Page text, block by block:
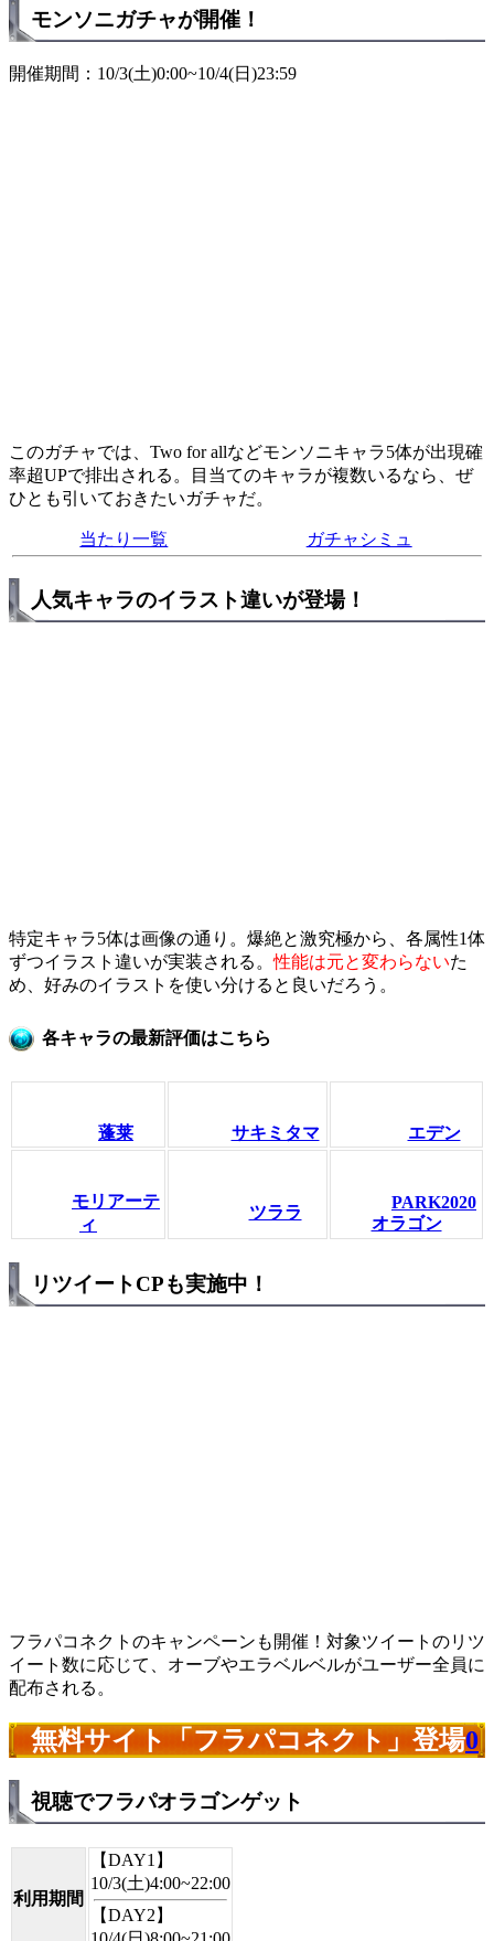
モンソニガチャが開催！
開催期間：10/3(土)0:00~10/4(日)23:59
このガチャでは、Two for allなどモンソニキャラ5体が出現確
率超UPで排出される。目当てのキャラが複数いるなら、ぜ
ひとも引いておきたいガチャだ。
当たり一覧 ガチャシミュ
人気キャラのイラスト違いが登場！
特定キャラ5体は画像の通り。爆絶と激究極から、各属性1体
ずつイラスト違いが実装される。性能は元と変わらないた
め、好みのイラストを使い分けると良いだろう。
各キャラの最新評価はこちら
蓬莱 サキミタマ エデン
モリアーテ
ィ
ツララ
PARK2020
オラゴン
リツイートCPも実施中！
フラパコネクトのキャンペーンも開催！対象ツイートのリツ
イート数に応じて、オーブやエラベルベルがユーザー全員に
配布される。
無料サイト「フラパコネクト」登場0
視聴でフラパオラゴンゲット
利用期間
【DAY1】
10/3(土)4:00~22:00
【DAY2】